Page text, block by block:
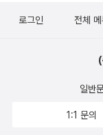
로그인 전체
일반
1:1 문의